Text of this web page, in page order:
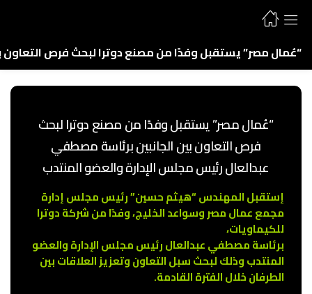
“عُمال مصر” يستقبل وفدًا من مصنع دوترا لبحث فرص التعاون
“عُمال مصر” يستقبل وفدًا من مصنع دوترا لبحث
فرص التعاون بين الجانبين برئاسة مصطفي
عبدالعال رئيس مجلس الإدارة والعضو المنتدب
إستقبل المهندس “هيثم حسين” رئيس مجلس إدارة
مجمع عمال مصر وسواعد الخليج، وفدًا من شركة دوترا
للكيماويات،
برئاسة مصطفي عبدالعال رئيس مجلس الإدارة والعضو
المنتدب وذلك لبحث سبل التعاون وتعزيز العلاقات بين
الطرفان خلال الفترة القادمة.